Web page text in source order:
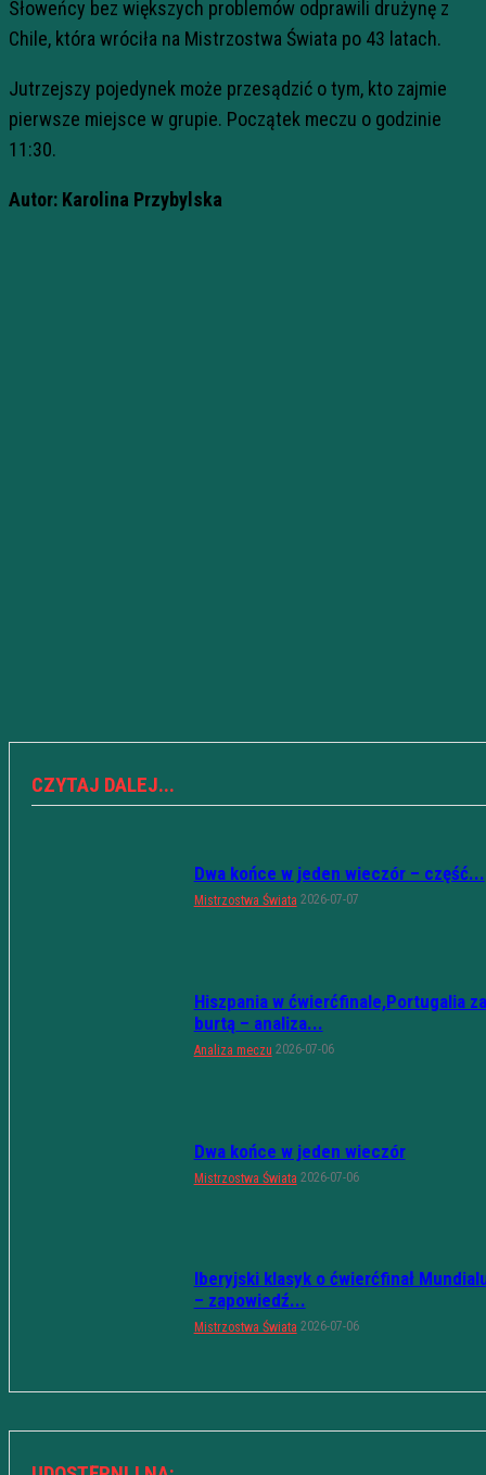
Słoweńcy bez większych problemów odprawili drużynę z
Chile, która wróciła na Mistrzostwa Świata po 43 latach.
Jutrzejszy pojedynek może przesądzić o tym, kto zajmie
pierwsze miejsce w grupie. Początek meczu o godzinie
11:30.
Autor: Karolina Przybylska
CZYTAJ DALEJ...
Dwa końce w jeden wieczór – część...
Mistrzostwa Świata 2026-07-07
Hiszpania w ćwierćfinale,Portugalia za
burtą – analiza...
Analiza meczu 2026-07-06
Dwa końce w jeden wieczór
Mistrzostwa Świata 2026-07-06
Iberyjski klasyk o ćwierćfinał
– zapowiedź...
Mistrzostwa Świata 2026-07-06